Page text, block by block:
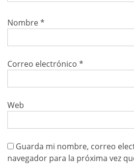
Nombre*
Correo electrónico *
Web
Guarda mi nombre, correo
navegador para la próxima vez